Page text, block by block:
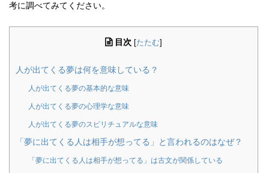
考に調べてみてください。
目次 たたむ
人が出てくる夢は何を意味している？
人が出てくる夢の基本的な意味
人が出てくる夢の心理学な意味
人が出てくる夢のスピリチュアルな意味
「夢に出てくる人は相手が想ってる」と言われるのはなぜ？
「夢に出てくる人は相手が想ってる」は古文が関係している